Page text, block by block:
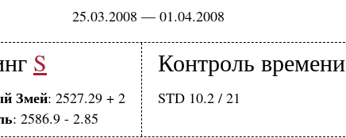
25.03.2008 — 01.04.2008
S
Змей: 2527.29 + 2
: 2586.9 - 2.85
Контроль времени
STD 10.2 / 21